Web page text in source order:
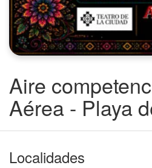
Aire
Aérea - Playa
Localidades